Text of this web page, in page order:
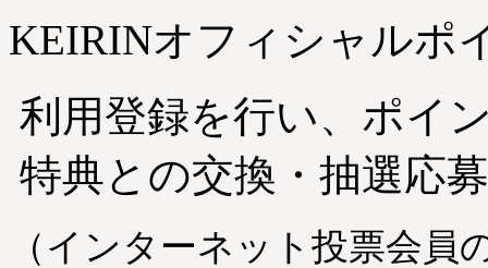
KEIRINオフィシャルポ
利用登録を行い、ポイ
特典との交換・抽選応
（インターネット投票会員